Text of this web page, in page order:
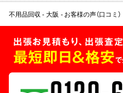
不用品回収 大阪 お客様の声（口コミ）
出張お見積もり、出張査
最短即日＆格安